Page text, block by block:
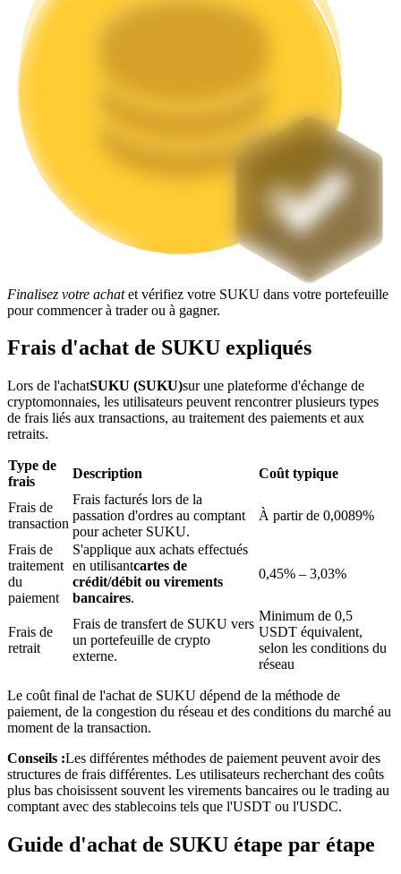
Des rendements élevés et un accès instantané
Launchpool
Staking flexible pour gagner des jetons populaires
Blocages BTR
Des investissements exclusifs pour les détenteurs de BTR
Prêts
Service d'emprunt adossé à des cryptomonnaies
Finalisez votre achatet vérifiez votre SUKU dans votre portefeuille
pour commencer à trader ou à gagner.
Frais d'achat de SUKU expliqués
Lors de l'achatSUKU (SUKU)sur une plateforme d'échange de
cryptomonnaies, les utilisateurs peuvent rencontrer plusieurs types
de frais liés aux transactions, au traitement des paiements et aux
retraits.
Type de
frais
Description Coût typique
Frais de
transaction
Frais facturés lors de la
passation d'ordres au comptant
pour acheter SUKU.
À partir de 0,0089%
Frais de
traitement
du
paiement
S'applique aux achats effectués
en utilisantcartes de
crédit/débit ou virements
bancaires.
0,45% – 3,03%
Frais de
retrait
Frais de transfert de SUKU vers
un portefeuille de crypto
externe.
Minimum de 0,5
USDT équivalent,
selon les conditions du
réseau
Le coût final de l'achat de SUKU dépend de la méthode de
paiement, de la congestion du réseau et des conditions du marché au
moment de la transaction.
Conseils :Les différentes méthodes de paiement peuvent avoir des
structures de frais différentes. Les utilisateurs recherchant des coûts
plus bas choisissent souvent les virements bancaires ou le trading au
comptant avec des stablecoins tels que l'USDT ou l'USDC.
Guide d'achat de SUKU étape par étape